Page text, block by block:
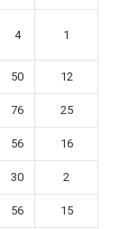
4 1
50 12
76 25
56 16
30 2
56 15